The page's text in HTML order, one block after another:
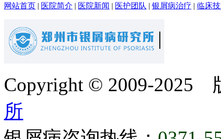
网站首页 | 医院简介 | 医院新闻 | 医护团队 | 银屑病治疗 | 临床
Copyright © 2009-2025
所